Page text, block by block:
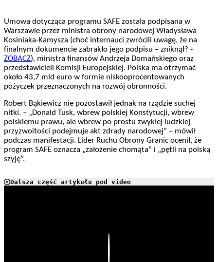
Umowa dotycząca programu SAFE została podpisana w
Warszawie przez ministra obrony narodowej Władysława
Kosiniaka-Kamysza (choć internauci zwrócili uwagę, że na
finalnym dokumencie zabrakło jego podpisu – zniknął? -
ZOBACZ), ministra finansów Andrzeja Domańskiego oraz
przedstawicieli Komisji Europejskiej. Polska ma otrzymać
około 43,7 mld euro w formie niskooprocentowanych
pożyczek przeznaczonych na rozwój obronności.
Robert Bąkiewicz nie pozostawił jednak na rządzie suchej
nitki. – „Donald Tusk, wbrew polskiej Konstytucji, wbrew
polskiemu prawu, ale wbrew po prostu zwykłej ludzkiej
przyzwoitości podejmuje akt zdrady narodowej” – mówił
podczas manifestacji. Lider Ruchu Obrony Granic ocenił, że
program SAFE oznacza „założenie chomąta” i „pętli na polską
szyję”.
Dalsza część artykułu pod video